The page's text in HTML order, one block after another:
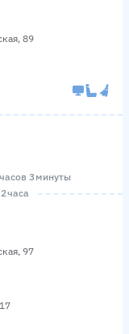
89
3 минуты
часа
97